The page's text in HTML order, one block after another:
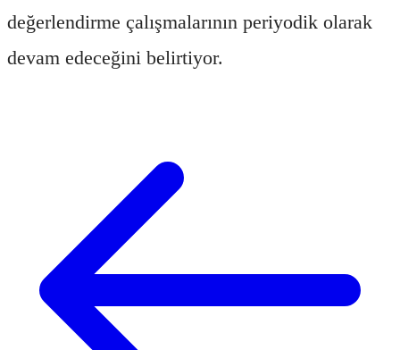
değerlendirme çalışmalarının periyodik olarak
devam edeceğini belirtiyor.